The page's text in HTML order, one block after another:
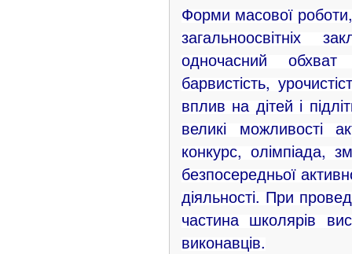
Форми масової
загальноосвітніх
одночасний
барвистість,
вплив на дітей і
великі можливості
конкурс, олімпіада,
безпосередньої
діяльності. При
частина школярів
виконавців.